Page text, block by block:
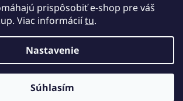
prispôsobiť e-shop pre váš
Viac informáciítu.
Nastavenie
Súhlasím
Aleso.sk. Všetky práva vyhradené.Upraviť
nastavenie cookies